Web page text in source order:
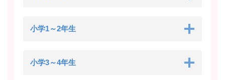
小学1～2年生
小学3～4年生